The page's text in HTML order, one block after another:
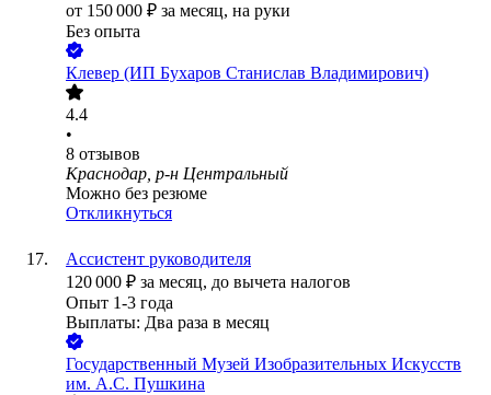
от 150 000 ₽ за месяц, на руки
Без опыта
Клевер (ИП Бухаров Станислав Владимирович)
4.4
•
8 отзывов
Краснодар, р-н Центральный
Можно без резюме
Откликнуться
Ассистент руководителя
120 000 ₽ за месяц, до вычета налогов
Опыт 1-3 года
Выплаты: Два раза в месяц
Государственный Музей Изобразительных Искусств
им. А.С. Пушкина